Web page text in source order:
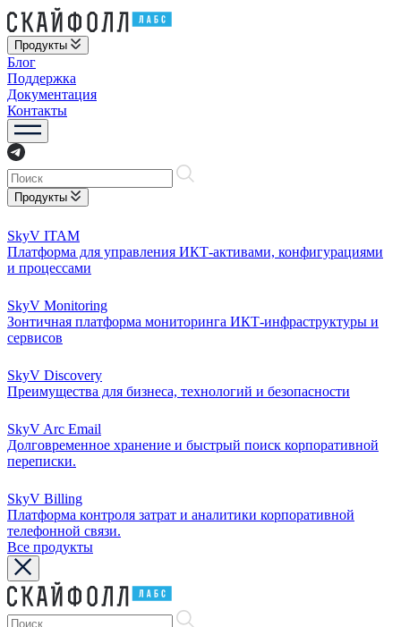
Продукты
Блог
Поддержка
Документация
Контакты
Продукты
SkyV ITAM
Платформа для управления ИКТ-активами, конфигурациями
и процессами
SkyV Monitoring
Зонтичная платформа мониторинга ИКТ-инфраструктуры и
сервисов
SkyV Discovery
Преимущества для бизнеса, технологий и безопасности
SkyV Arc Email
Долговременное хранение и быстрый поиск корпоративной
переписки.
SkyV Billing
Платформа контроля затрат и аналитики корпоративной
телефонной связи.
Все продукты